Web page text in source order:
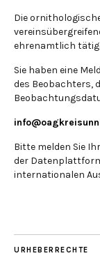
Die
ehrenamtlich
Sie haben eine
des Beobachters,
Bitte melden Sie
der
internationalen
URHEBERRECHTE